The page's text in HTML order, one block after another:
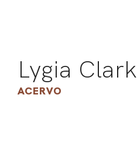
Lygia Clark
ACERVO